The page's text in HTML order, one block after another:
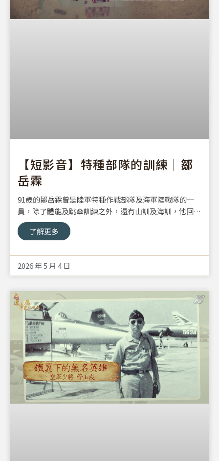
【短影音】特種部隊的訓練｜鄒
岳霖
91歲的鄒岳霖曾是陸軍特種作戰部隊及海軍陸戰隊的一
員，除了體能及跳傘訓練之外，還有山訓及海訓，他回憶
曾被丟在荒郊野嶺42天，得想辦法在野外生存，也練就了
一身本領。
了解更多
2026 年 5 月 4 日